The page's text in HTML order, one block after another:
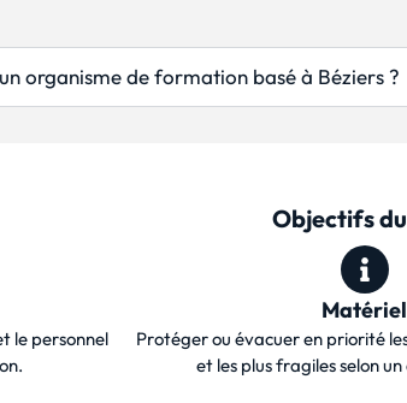
organisme de formation basé à Béziers ?
Objectifs
le personnel
Matériel
Protéger ou évacuer en priorité
et les plus fragiles selon